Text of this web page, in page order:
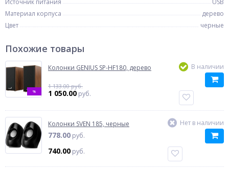
Источник питания
USB
Материал корпуса
дерево
Цвет
черные
Похожие товары
%
Колонки GENIUS SP-HF180, дерево
1 133.00 руб.
1 050.00 руб.
В наличии
Колонки SVEN 185, черные
778.00 руб.
740.00 руб.
Нет в наличии